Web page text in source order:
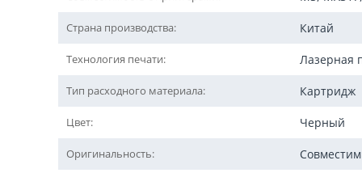
Страна производства: Китай
Технология печати: Лазерная
Тип расходного материала: Картридж
Цвет: Черный
Оригинальность: